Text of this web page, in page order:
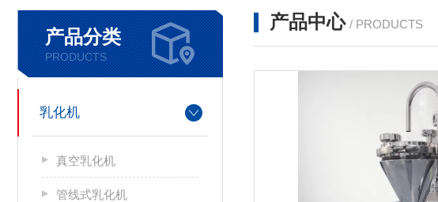
产品分类
PRODUCTS
乳化机
真空乳化机
管线式乳化机
产品中心 / PRODUCTS